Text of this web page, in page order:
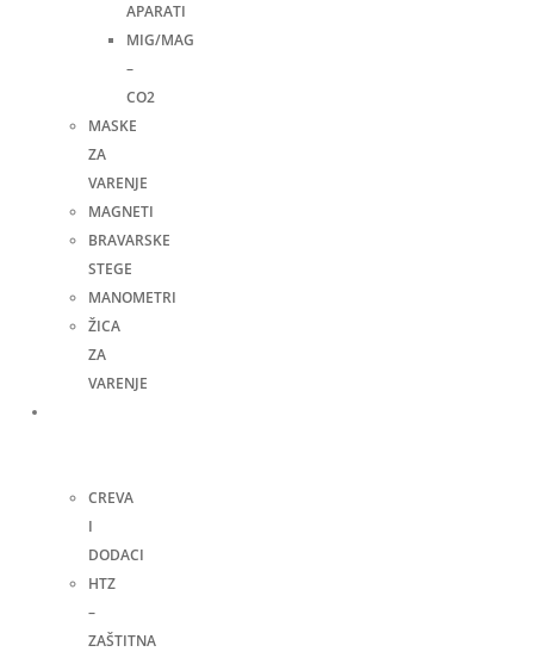
APARATI
MIG/MAG
–
CO2
MASKE
ZA
VARENJE
MAGNETI
BRAVARSKE
STEGE
MANOMETRI
ŽICA
ZA
VARENJE
CREVA
I
DODACI
HTZ
–
ZAŠTITNA